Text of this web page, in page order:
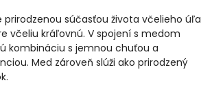
prirodzenou súčasťou života včelieho úľa
včeliu kráľovnú. V spojení s medom
kombináciu s jemnou chuťou a
Med zároveň slúži ako prirodzený